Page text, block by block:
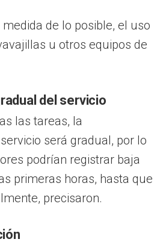
de lo posible, el uso
u otros equipos de
del servicio
las tareas, la
será gradual, por lo
podrían registrar baja
primeras horas, hasta que
precisaron.